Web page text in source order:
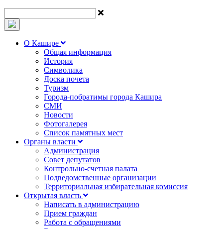
О Кашире
Общая информация
История
Символика
Доска почета
Туризм
Города-побратимы города Кашира
СМИ
Новости
Фотогалерея
Список памятных мест
Органы власти
Администрация
Совет депутатов
Контрольно-счетная палата
Подведомственные организации
Территориальная избирательная комиссия
Открытая власть
Написать в администрацию
Прием граждан
Работа с обращениями